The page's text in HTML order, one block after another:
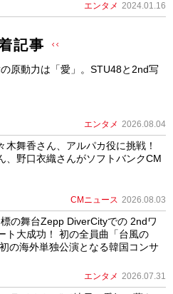
エンタメ 2024.01.16
記事
原動力は「愛」。STU48と2nd写
エンタメ 2026.08.04
木舞香さん、アルパカ役に挑戦！
、野口衣織さんがソフトバンクCM
CMニュース 2026.08.03
の舞台Zepp DiverCityでの 2ndワ
ト大成功！ 初の全員曲「台風の
の海外単独公演となる韓国コンサ
エンタメ 2026.07.31